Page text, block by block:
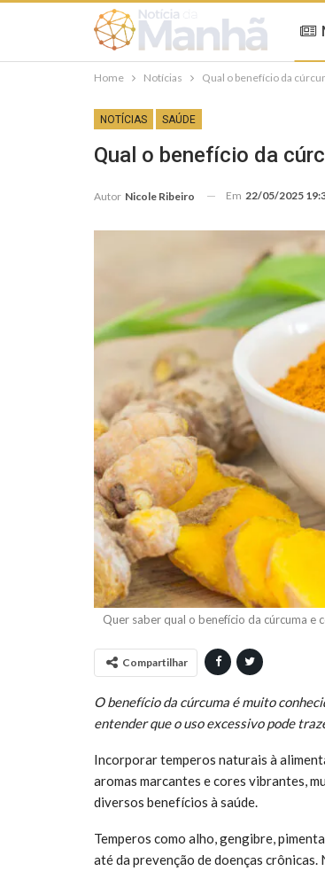
Home Notícias Qual o benefício da
NOTÍCIAS SAÚDE
Qual o benefício da
Autor Nicole Ribeiro Em 22/05/2025
Quer saber qual o benefício da cúrcuma e
Compartilhar
O benefício da cúrcuma é muito
entender que o uso excessivo pode
Incorporar temperos naturais à
aromas marcantes e cores vibrantes,
diversos benefícios à saúde.
Temperos como alho, gengibre,
até da prevenção de doenças